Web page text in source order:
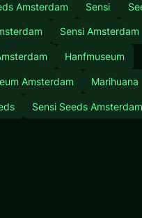
Amsterdam Sensi
Sensi Amsterdam
Hanfmuseum
Amsterdam Marihuana
Sensi Seeds Amsterdam